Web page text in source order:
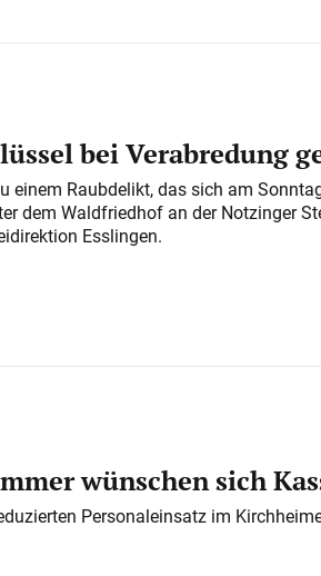
bei Verabredung
einem Raubdelikt, das sich am
dem Waldfriedhof an der Notzinger
Esslingen.
wünschen sich
Personaleinsatz im